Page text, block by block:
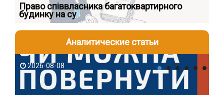
Право співвласника багатоквартирного
будинку на су
Аналитические статьи
2026-08-08